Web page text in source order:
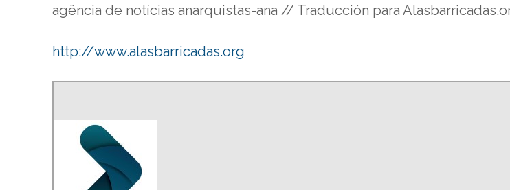
agência de notícias anarquistas-ana // Traducción para
http://www.alasbarricadas.org